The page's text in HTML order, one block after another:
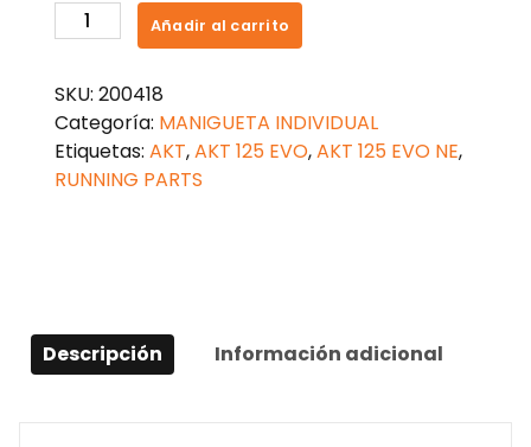
MANIGUETA
FRENO
AK125
EVO
cantidad
Añadir al carrito
SKU: 200418
Categoría: MANIGUETA INDIVIDUAL
Etiquetas: AKT,AKT 125 EVO,AKT 125 EVO NE,
RUNNING PARTS
Descripción Información adicional